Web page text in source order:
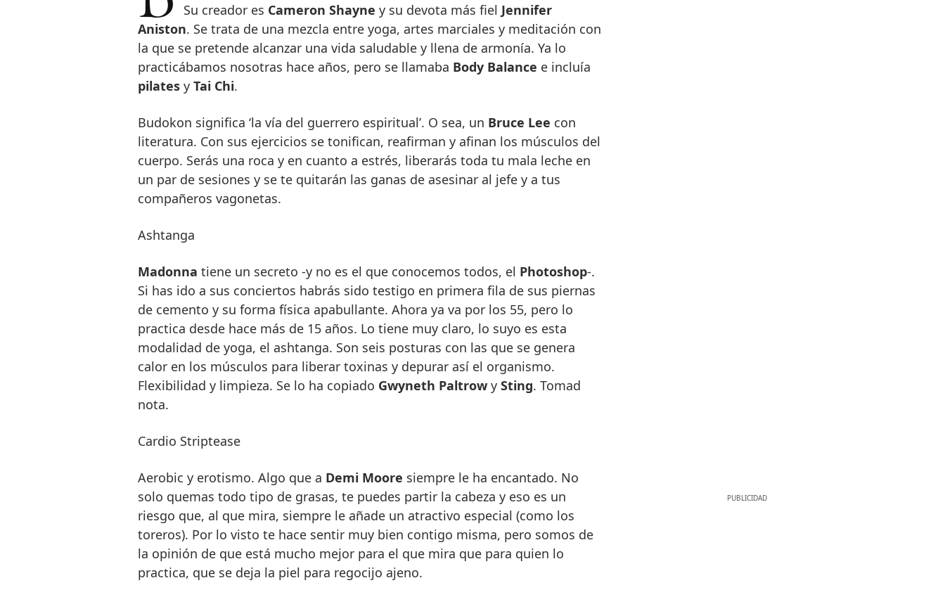
Su creador es Cameron Shayne y su devota más fiel Jennifer
Aniston. Se trata de una mezcla entre yoga, artes marciales y meditación con
la que se pretende alcanzar una vida saludable y llena de armonía. Ya lo
practicábamos nosotras hace años, pero se llamaba Body Balance e incluía
pilatesy Tai Chi.
Budokon significa ‘la vía del guerrero espiritual’. O sea, un Bruce Lee con
literatura. Con sus ejercicios se tonifican, reafirman y afinan los músculos del
cuerpo. Serás una roca y en cuanto a estrés, liberarás toda tu mala leche en
un par de sesiones y se te quitarán las ganas de asesinar al jefe y a tus
compañeros vagonetas.
Ashtanga
Madonna tiene un secreto -y no es el que conocemos todos, el Photoshop-.
Si has ido a sus conciertos habrás sido testigo en primera fila de sus piernas
de cemento y su forma física apabullante. Ahora ya va por los 55, pero lo
practica desde hace más de 15 años. Lo tiene muy claro, lo suyo es esta
modalidad de yoga, el ashtanga. Son seis posturas con las que se genera
calor en los músculos para liberar toxinas y depurar así el organismo.
Flexibilidad y limpieza. Se lo ha copiado Gwyneth Paltrowy Sting. Tomad
nota.
Cardio Striptease
Aerobic y erotismo. Algo que a Demi Moore siempre le ha encantado. No
solo quemas todo tipo de grasas, te puedes partir la cabeza y eso es un
riesgo que, al que mira, siempre le añade un atractivo especial (como los
toreros). Por lo visto te hace sentir muy bien contigo misma, pero somos de
la opinión de que está mucho mejor para el que mira que para quien lo
practica, que se deja la piel para regocijo ajeno.